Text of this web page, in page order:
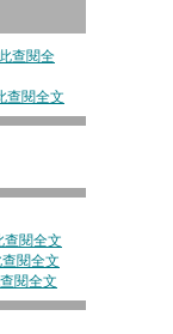
查閱全
查閱全文
查閱全文
閱全文
閱全文